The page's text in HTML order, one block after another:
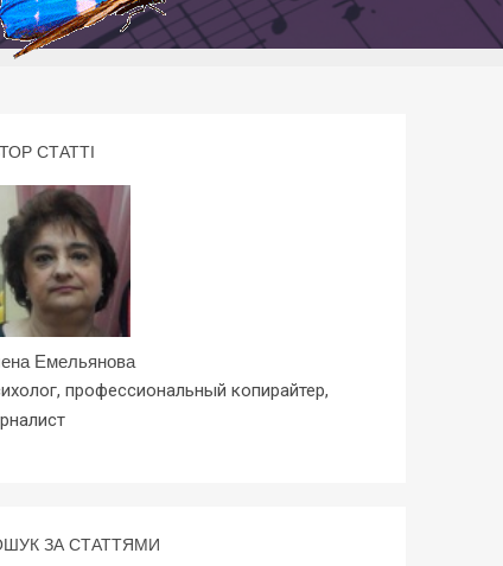
СТАТТІ
Емельянова
профессиональный копирайтер,
ЗА СТАТТЯМИ